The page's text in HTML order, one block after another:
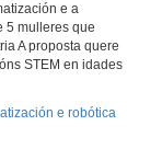
e a
5 mulleres que
A proposta quere
STEM en idades
e robótica